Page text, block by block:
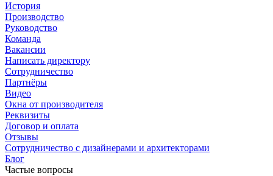
История
Производство
Руководство
Команда
Вакансии
Написать директору
Сотрудничество
Партнёры
Видео
Окна от производителя
Реквизиты
Договор и оплата
Отзывы
Сотрудничество с дизайнерами и архитекторами
Блог
Частые вопросы